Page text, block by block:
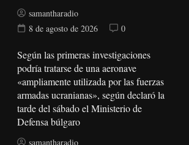
samantharadio
8 de agosto de 2026
0
Según las primeras investigaciones
podría tratarse de una aeronave
«ampliamente utilizada por las fuerzas
armadas ucranianas», según declaró la
tarde del sábado el Ministerio de
Defensa búlgaro
samantharadio